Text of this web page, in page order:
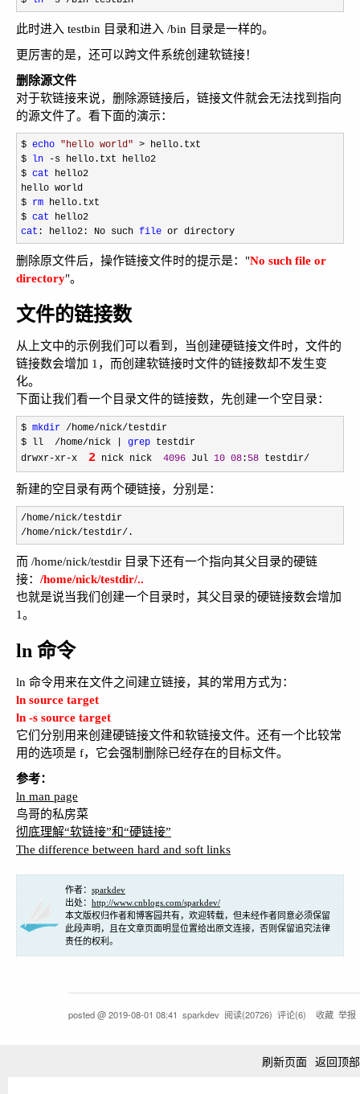
此时进入 testbin 目录和进入 /bin 目录是一样的。
更厉害的是，还可以跨文件系统创建软链接！
删除源文件
对于软链接来说，删除源链接后，链接文件就会无法找到指向
的源文件了。看下面的演示：
$ echo "hello world" > hello.txt
$
ln -s hello.txt hello2
$ cat hello2
hello world
$ rm hello.txt
$ cat
cat : hello2: No such file or directory
删除原文件后，操作链接文件时的提示是："No such file or
directory"。
文件的链接数
从上文中的示例我们可以看到，当创建硬链接文件时，文件的
链接数会增加 1，而创建软链接时文件的链接数却不发生变
化。
下面让我们看一个目录文件的链接数，先创建一个空目录：
$ mkdir /home/nick/testdir
$ ll /home/nick | grep testdir
drwxr-xr-x 2 nick nick 4096 Jul 10 08 : 58 testdir/
新建的空目录有两个硬链接，分别是：
/home/nick/
/home/nick/testdir/.
而 /home/nick/testdir 目录下还有一个指向其父目录的硬链
接： /home/nick/testdir/..
也就是说当我们创建一个目录时，其父目录的硬链接数会增加
1。
ln 命令
ln 命令用来在文件之间建立链接，其的常用方式为：
ln source target
ln -s source target
它们分别用来创建硬链接文件和软链接文件。还有一个比较常
用的选项是 f，它会强制删除已经存在的目标文件。
参考：
ln man page
鸟哥的私房菜
彻底理解“软链接”和“硬链接”
The difference between hard and soft links
作者： sparkdev
出处： http://www.cnblogs.com/sparkdev/
本文版权归作者和博客园共有，欢迎转载，但未经作者同意必须保留
此段声明，且在文章页面明显位置给出原文连接，否则保留追究法律
责任的权利。
posted @2019-08-01 08:41 sparkdev 阅读(20726) 评论(6) 收藏 举报
刷新页面 返回顶部